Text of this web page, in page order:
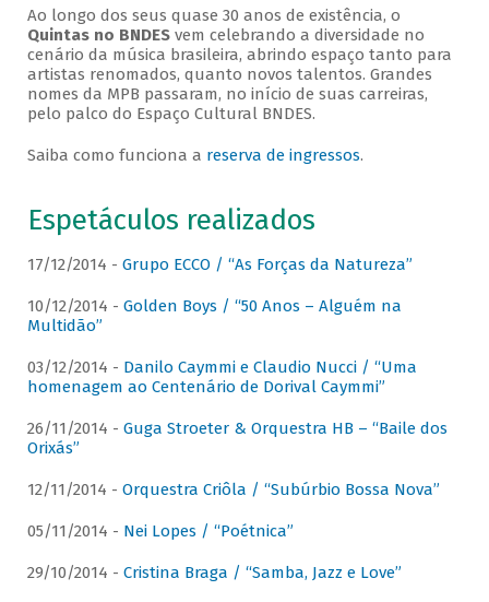
Ao longo dos seus quase 30 anos de existência, o
Quintas no BNDESvem celebrando a diversidade no
cenário da música brasileira, abrindo espaço tanto para
artistas renomados, quanto novos talentos. Grandes
nomes da MPB passaram, no início de suas carreiras,
pelo palco do Espaço Cultural BNDES.
Saiba como funciona a reserva de ingressos.
Espetáculos realizados
17/12/2014 - Grupo ECCO / “As Forças da Natureza”
10/12/2014 - Golden Boys / “50 Anos – Alguém na
Multidão”
03/12/2014 - Danilo Caymmi e Claudio Nucci / “Uma
homenagem ao Centenário de Dorival Caymmi”
26/11/2014 - Guga Stroeter & Orquestra HB – “Baile dos
Orixás”
12/11/2014 - Orquestra Criôla / “Subúrbio Bossa Nova”
05/11/2014 - Nei Lopes / “Poétnica”
29/10/2014 - Cristina Braga / “Samba, Jazz e Love”